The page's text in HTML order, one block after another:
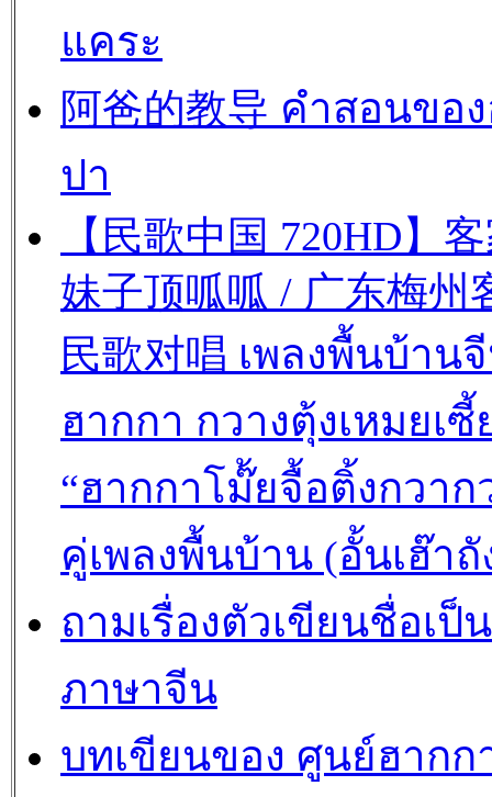
แคระ
阿爸的教导 คำสอนขอ
ปา
【民歌中国 720HD】
妹子顶呱呱 / 广东梅州
民歌对唱 เพลงพื้นบ้าน
ฮากกา กวางตุ้งเหมยเซี้
“ฮากกาโม๊้ยจื้อติ้งกวาก
คู่เพลงพื้นบ้าน (อั้นเฮ๊าถั
ถามเรื่องตัวเขียนชื่อเป็น
ภาษาจีน
บทเขียนของ ศูนย์ฮากก